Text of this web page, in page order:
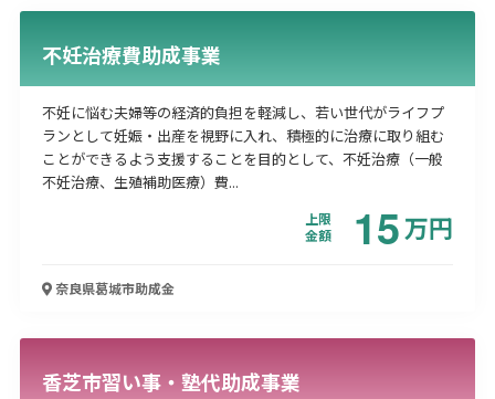
不妊治療費助成事業
不妊に悩む夫婦等の経済的負担を軽減し、若い世代がライフプ
ランとして妊娠・出産を視野に入れ、積極的に治療に取り組む
ことができるよう支援することを目的として、不妊治療（一般
不妊治療、生殖補助医療）費...
上限
金額
15万円
奈良県葛城市助成金
香芝市習い事・塾代助成事業